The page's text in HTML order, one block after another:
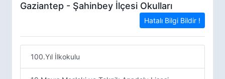
Gaziantep - Şahinbey İlçesi Okulları
Hatalı Bilgi Bildir !
100.Yıl İlkokulu